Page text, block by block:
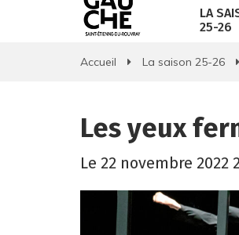
LA
25-26
Accueil La saison 25-26
Les yeux
Le 22 novembre 2022